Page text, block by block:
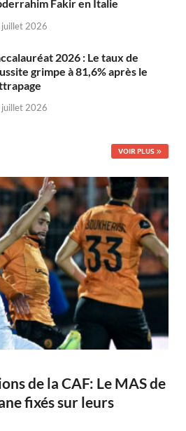
Fakir en Italie
juillet 2026
2026 : Le taux de
grimpe à 81,6% après le
juillet 2026
VOIR PLUS
de la CAF: Le MAS de
fixés sur leurs